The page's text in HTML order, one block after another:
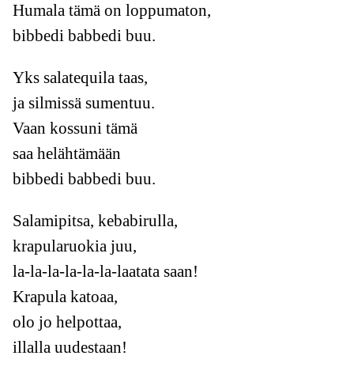
Humala tämä on loppumaton,
bibbedi babbedi buu.
Yks salatequila taas,
ja silmissä sumentuu.
Vaan kossuni tämä
saa helähtämään
bibbedi babbedi buu.
Salamipitsa, kebabirulla,
krapularuokia juu,
la-la-la-la-la-la-laatata saan!
Krapula katoaa,
olo jo helpottaa,
illalla uudestaan!